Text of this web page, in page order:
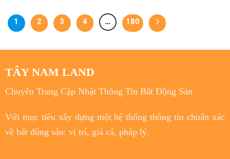
1 2 3 4 … 180
TÂY NAM LAND
Chuyên Trang Cập Nhật Thông Tin Bất Động Sản
Với mục tiêuxây dựng một hệ thống thông tin chuẩn xác
về bất động sản: vị trí, giá cả, pháp lý.